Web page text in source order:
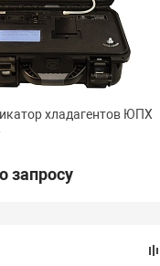
хладагентов ЮПХ
запросу